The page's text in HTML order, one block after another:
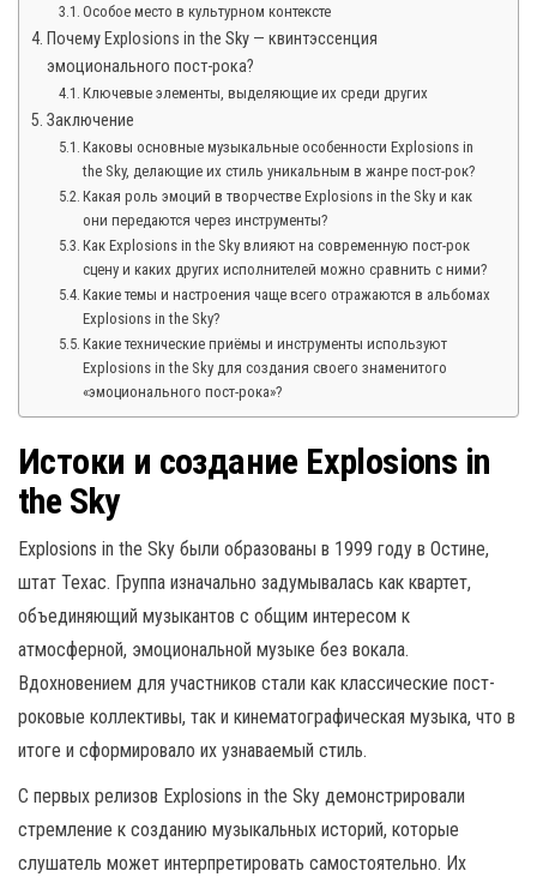
Особое место в культурном контексте
Почему Explosions in the Sky — квинтэссенция
эмоционального пост-рока?
Ключевые элементы, выделяющие их среди других
Заключение
Каковы основные музыкальные особенности Explosions in
the Sky, делающие их стиль уникальным в жанре пост-рок?
Какая роль эмоций в творчестве Explosions in the Sky и как
они передаются через инструменты?
Как Explosions in the Sky влияют на современную пост-рок
сцену и каких других исполнителей можно сравнить с ними?
Какие темы и настроения чаще всего отражаются в альбомах
Explosions in the Sky?
Какие технические приёмы и инструменты используют
Explosions in the Sky для создания своего знаменитого
«эмоционального пост-рока»?
Истоки и создание Explosions in
the Sky
Explosions in the Sky были образованы в 1999 году в Остине,
штат Техас. Группа изначально задумывалась как квартет,
объединяющий музыкантов с общим интересом к
атмосферной, эмоциональной музыке без вокала.
Вдохновением для участников стали как классические пост-
роковые коллективы, так и кинематографическая музыка, что в
итоге и сформировало их узнаваемый стиль.
С первых релизов Explosions in the Sky демонстрировали
стремление к созданию музыкальных историй, которые
слушатель может интерпретировать самостоятельно. Их